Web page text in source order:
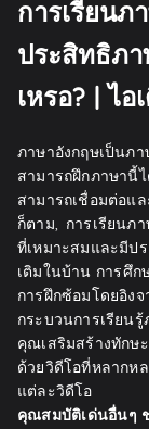
การเรียนภ
ประสิทธิภ
เหรอ? | ไ
ภาษาอังกฤษเป็
สามารถฝึกภาษา
สามารถเชื่อมต่อ
ก็ตาม, การเรียนภ
ที่เหมาะสมและมีป
เติมในบ้าน การศึ
การฝึกซ้อมโดยอิง
กระบวนการเรียน
คุณเสริมสร้างทักษ
ด้วยวิดีโอที่หลาก
แต่ละวิดีโอ
คุณสมบัติเด่นอื่นๆ